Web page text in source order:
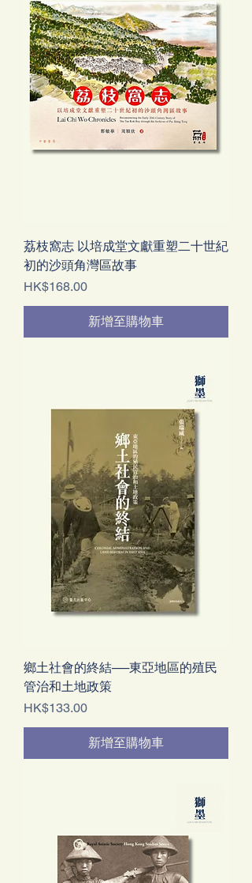
荔枝窩志 以培成堂文獻重塑二十世紀
初的沙頭角灣區故事
價格
HK$168.00
新增至購物車
鄉土社會的終結──東亞地區的殖民
管治和土地政策
價格
HK$133.00
新增至購物車